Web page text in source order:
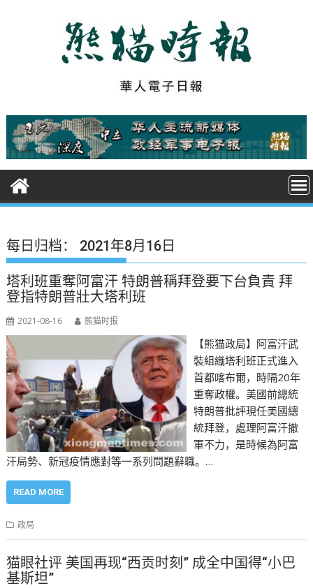
t
每日归档： 2021年8月16日
塔利班重奪阿富汗 特朗普稱拜登要下台負責 拜
登指特朗普壯大塔利班
2021-08-16 熊猫时报
【熊猫政局】阿富汗武
裝組織塔利班正式進入
首都喀布爾，時隔20年
重奪政權。美國前總統
特朗普批評現任美國總
統拜登，處理阿富汗撤
軍不力，是時候為阿富
汗局勢、新冠疫情應對等一系列問題辭職。…
READ MORE
政局
猫眼社评 美国再现“西贡时刻” 成全中国得“小巴
基斯坦”